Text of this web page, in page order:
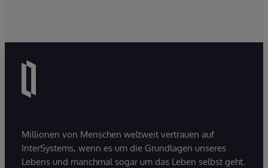
Millionen von Menschen weltweit vertrauen auf
InterSystems, wenn es um die Grundlagen unseres
Lebens und manchmal sogar um das Leben selbst geht.